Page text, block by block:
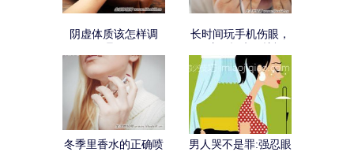
阴虚体质该怎样调
长时间玩手机伤眼，
力！
冬季里香水的正确喷
男人哭不是罪:强忍眼